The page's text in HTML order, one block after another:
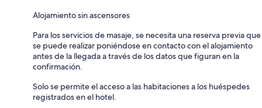
Alojamiento sin ascensores
Para los servicios de masaje, se necesita una reserva previa que
se puede realizar poniéndose en contacto con el alojamiento
antes de la llegada a través de los datos que figuran en la
confirmación.
Solo se permite el acceso a las habitaciones a los huéspedes
registrados en el hotel.